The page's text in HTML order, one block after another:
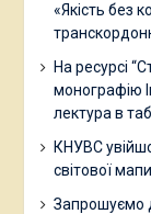
«Якість без
На ресурсі
монографію
лектура в
КНУВС
світової
Запрошуємо